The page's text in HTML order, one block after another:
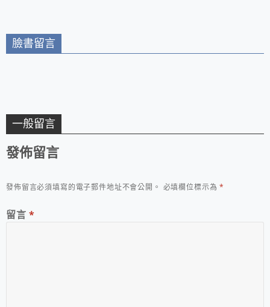
臉書留言
一般留言
發佈留言
發佈留言必須填寫的電子郵件地址不會公開。 必填欄位標示為*
留言 *